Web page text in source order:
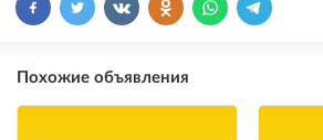
размещение объявления выше бесплатных
размещение объявления выше бесплатных
Похожие объявления